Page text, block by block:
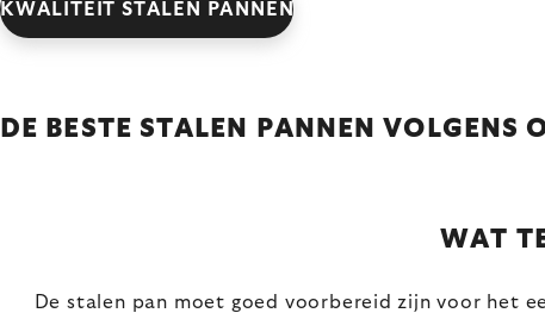
KWALITEIT STALEN PANNEN
DE BESTE STALEN PANNEN VOLGENS
WAT
De stalen pan moet goed voorbereid zijn voor het